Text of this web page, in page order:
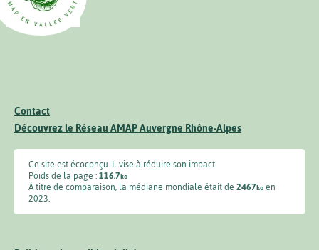
Contact
Découvrez le Réseau AMAP Auvergne Rhône-Alpes
Ce site est écoconçu. Il vise à réduire son impact.
Poids de la page :116.7ko
À titre de comparaison, la médiane mondiale était de2467koen
2023.